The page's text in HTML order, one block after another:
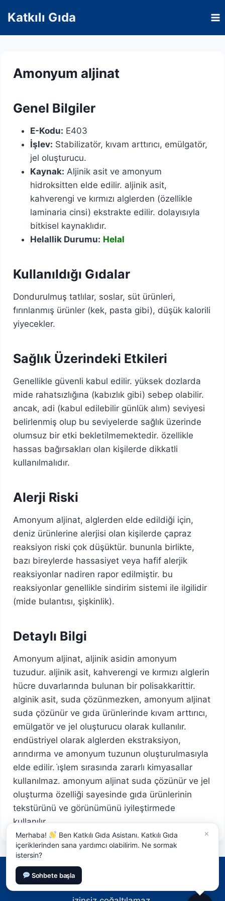
content
Katkılı Gıda
Amonyum aljinat
Genel Bilgiler
E-Kodu: E403
İşlev: Stabilizatör, kıvam arttırıcı, emülgatör,
jel oluşturucu.
Kaynak: Aljinik asit ve amonyum
hidroksitten elde edilir. aljinik asit,
kahverengi ve kırmızı alglerden (özellikle
laminaria cinsi) ekstrakte edilir. dolayısıyla
bitkisel kaynaklıdır.
Helallik Durumu: Helal
Kullanıldığı Gıdalar
Dondurulmuş tatlılar, soslar, süt ürünleri,
fırınlanmış ürünler (kek, pasta gibi), düşük kalorili
yiyecekler.
Sağlık Üzerindeki Etkileri
Genellikle güvenli kabul edilir. yüksek dozlarda
mide rahatsızlığına (kabızlık gibi) sebep olabilir.
ancak, adi (kabul edilebilir günlük alım) seviyesi
belirlenmiş olup bu seviyelerde sağlık üzerinde
olumsuz bir etki bekletilmemektedir. özellikle
hassas bağırsakları olan kişilerde dikkatli
kullanılmalıdır.
Alerji Riski
Amonyum aljinat, alglerden elde edildiği için,
deniz ürünlerine alerjisi olan kişilerde çapraz
reaksiyon riski çok düşüktür. bununla birlikte,
bazı bireylerde hassasiyet veya hafif alerjik
reaksiyonlar nadiren rapor edilmiştir. bu
reaksiyonlar genellikle sindirim sistemi ile ilgilidir
(mide bulantısı, şişkinlik).
Detaylı Bilgi
Amonyum aljinat, aljinik asidin amonyum
tuzudur. aljinik asit, kahverengi ve kırmızı alglerin
hücre duvarlarında bulunan bir polisakkarittir.
alginik asit, suda çözünmezken, amonyum aljinat
suda çözünür ve gıda ürünlerinde kıvam arttırıcı,
emülgatör ve jel oluşturucu olarak kullanılır.
endüstriyel olarak alglerden ekstraksiyon,
arındırma ve amonyum tuzunun oluşturulmasıyla
elde edilir. i̇şlem sırasında zararlı kimyasallar
kullanılmaz. amonyum aljinat suda çözünür ve jel
oluşturma özelliği sayesinde gıda ürünlerinin
tekstürünü ve görünümünü iyileştirmede
kullanılır.
© 2026 Katkılı Gıda - Tüm hakları mahfuzdur,
×
Merhaba!
Ben Katkılı Gıda Asistanı. Katkılı Gıda
içeriklerinden sana yardımcı olabilirim. Ne sormak
istersin?
Sohbete başla